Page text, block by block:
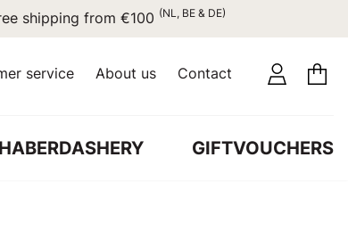
shipping from €100(NL, BE & DE)
service About us Contact
HABERDASHERY GIFTVOUCHERS